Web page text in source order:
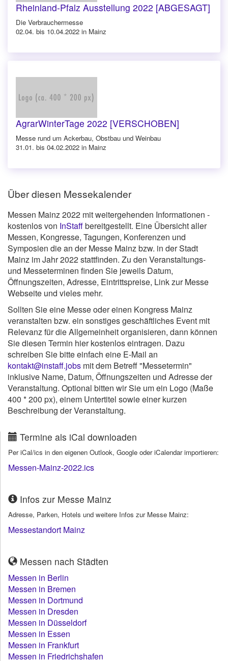
Rheinland-Pfalz Ausstellung 2022 [ABGESAGT]
Die Verbrauchermesse
02.04. bis 10.04.2022 in Mainz
AgrarWinterTage 2022 [VERSCHOBEN]
Messe rund um Ackerbau, Obstbau und Weinbau
31.01. bis 04.02.2022 in Mainz
Über diesen Messekalender
Messen Mainz 2022 mit weitergehenden Informationen -
kostenlos von InStaffbereitgestellt. Eine Übersicht aller
Messen, Kongresse, Tagungen, Konferenzen und
Symposien die an der Messe Mainz bzw. in der Stadt
Mainz im Jahr 2022 stattfinden. Zu den Veranstaltungs-
und Messeterminen finden Sie jeweils Datum,
Öffnungszeiten, Adresse, Eintrittspreise, Link zur Messe
Webseite und vieles mehr.
Sollten Sie eine Messe oder einen Kongress Mainz
veranstalten bzw. ein sonstiges geschäftliches Event mit
Relevanz für die Allgemeinheit organisieren, dann können
Sie diesen Termin hier kostenlos eintragen. Dazu
schreiben Sie bitte einfach eine E-Mail an
kontakt@instaff.jobs mit dem Betreff "Messetermin"
inklusive Name, Datum, Öffnungszeiten und Adresse der
Veranstaltung. Optional bitten wir Sie um ein Logo (Maße
400 * 200 px), einem Untertitel sowie einer kurzen
Beschreibung der Veranstaltung.
Termine als iCal downloaden
Per iCal/ics in den eigenen Outlook, Google oder iCalendar importieren:
Messen-Mainz-2022.ics
Infos zur Messe Mainz
Adresse, Parken, Hotels und weitere Infos zur Messe Mainz:
Messestandort Mainz
Messen nach Städten
Messen in Berlin
Messen in Bremen
Messen in Dortmund
Messen in Dresden
Messen in Düsseldorf
Messen in Essen
Messen in Frankfurt
Messen in Friedrichshafen